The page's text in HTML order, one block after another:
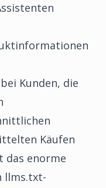
Kunden, die
Käufen
das enorme
llms.txt-